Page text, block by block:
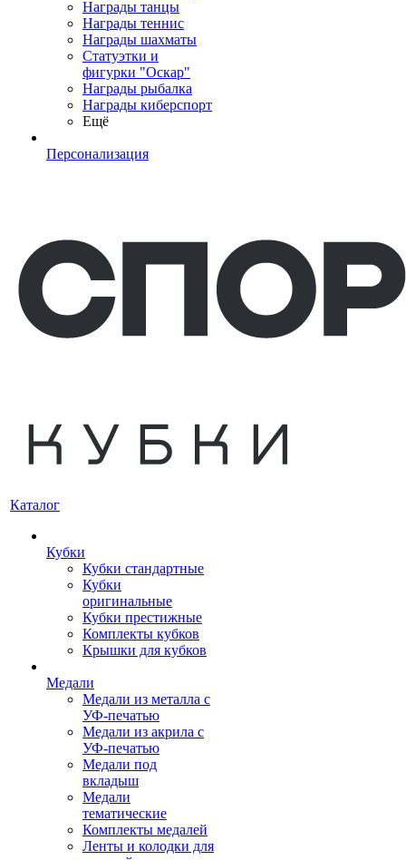
Награды танцы
Награды теннис
Награды шахматы
Статуэтки и
фигурки "Оскар"
Награды рыбалка
Награды киберспорт
Ещё
Персонализация
Каталог
Кубки
Кубки стандартные
Кубки
оригинальные
Кубки престижные
Комплекты кубков
Крышки для кубков
Медали
Медали из металла с
УФ-печатью
Медали из акрила с
УФ-печатью
Медали под
вкладыш
Медали
тематические
Комплекты медалей
Ленты и колодки для